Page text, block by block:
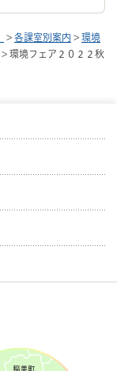
> 各課室別案内 > 環境
> 環境フェア２０２２秋